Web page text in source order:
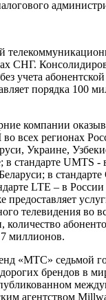
СНГ.
учета
порядка 100
компании
во всех регионах
Украине,
в стандарте UMTS -
в
LTE – в
предоставляет
телевидения во
количество
миллионов.
«МТС» седьмой
брендов в
агентством